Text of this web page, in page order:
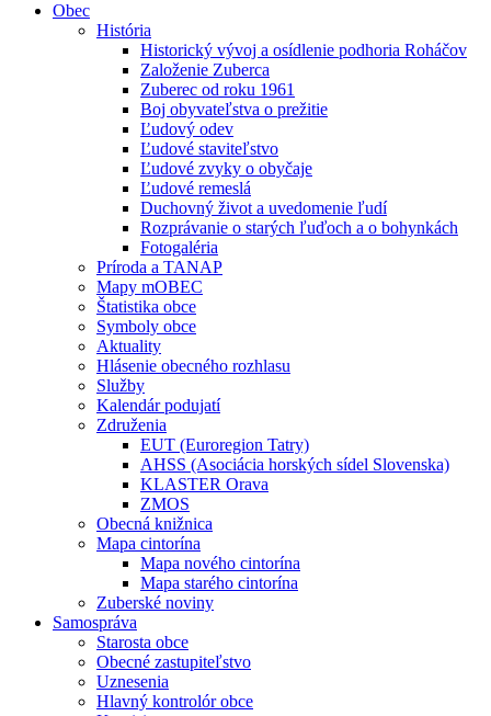
Obec
História
Historický vývoj a osídlenie podhoria Roháčov
Založenie Zuberca
Zuberec od roku 1961
Boj obyvateľstva o prežitie
Ľudový odev
Ľudové staviteľstvo
Ľudové zvyky o obyčaje
Ľudové remeslá
Duchovný život a uvedomenie ľudí
Rozprávanie o starých ľuďoch a o bohynkách
Fotogaléria
Príroda a TANAP
Mapy mOBEC
Štatistika obce
Symboly obce
Aktuality
Hlásenie obecného rozhlasu
Služby
Kalendár podujatí
Združenia
EUT (Euroregion Tatry)
AHSS (Asociácia horských sídel Slovenska)
KLASTER Orava
ZMOS
Obecná knižnica
Mapa cintorína
Mapa nového cintorína
Mapa starého cintorína
Zuberské noviny
Samospráva
Starosta obce
Obecné zastupiteľstvo
Uznesenia
Hlavný kontrolór obce